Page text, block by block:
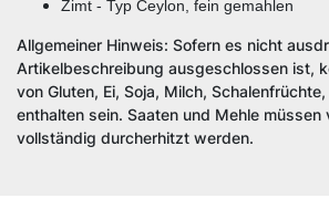
Zimt - Typ Ceylon, fein gemahlen
Allgemeiner Hinweis: Sofern es nicht
Artikelbeschreibung ausgeschlossen ist,
von Gluten, Ei, Soja, Milch,
enthalten sein. Saaten und Mehle müssen
vollständig durcherhitzt werden.